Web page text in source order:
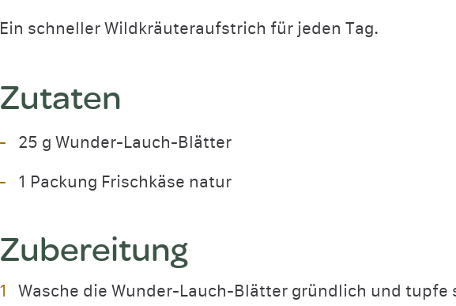
Ein schneller Wildkräuteraufstrich für jeden Tag.
Zutaten
25 g Wunder-Lauch-Blätter
1 Packung Frischkäse natur
Zubereitung
Wasche die Wunder-Lauch-Blätter gründlich und tupfe